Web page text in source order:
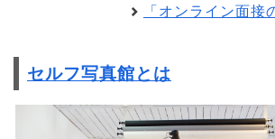
「オンライン面接
セルフ写真館とは